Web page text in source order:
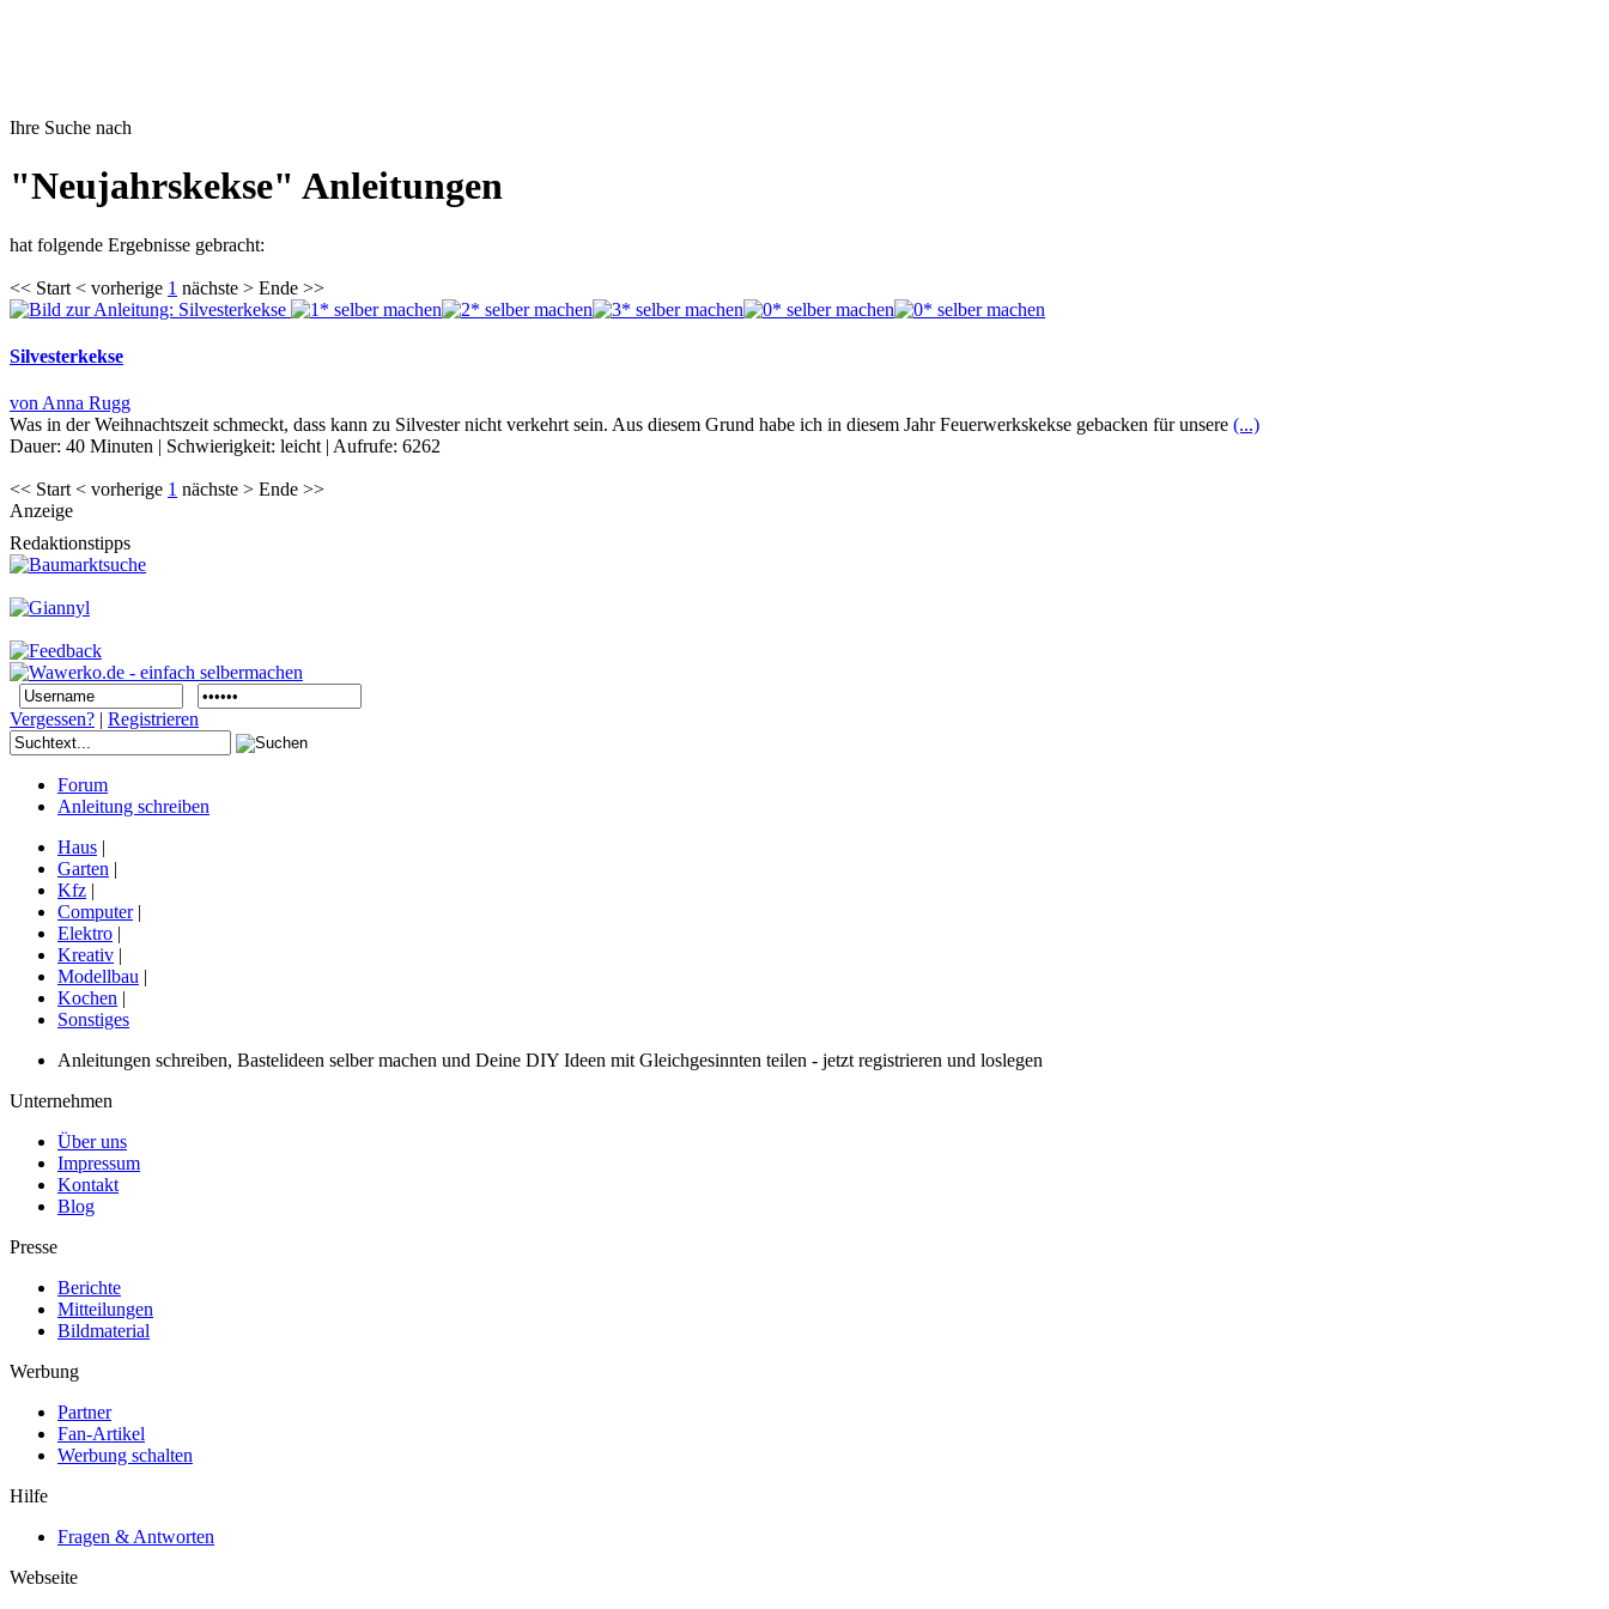
Ihre Suche nach
"Neujahrskekse" Anleitungen
hat folgende Ergebnisse gebracht:
<< Start < vorherige 1 nächste > Ende >>
Silvesterkekse
von Anna Rugg
Was in der Weihnachtszeit schmeckt, dass kann zu Silvester nicht verkehrt sein. Aus diesem Grund habe ich in diesem Jahr Feuerwerkskekse gebacken für unsere (...)
Dauer: 40 Minuten | Schwierigkeit: leicht | Aufrufe: 6262
<< Start < vorherige 1 nächste > Ende >>
Anzeige
Redaktionstipps
Vergessen? | Registrieren
Forum
Anleitung schreiben
Haus |
Garten |
Kfz |
Computer|
Elektro |
Kreativ |
Modellbau |
Kochen |
Sonstiges
Anleitungen schreiben, Bastelideen selber machen und Deine DIY Ideen mit Gleichgesinnten teilen - jetzt registrieren und loslegen
Unternehmen
Über uns
Impressum
Kontakt
Blog
Presse
Berichte
Mitteilungen
Bildmaterial
Werbung
Partner
Fan-Artikel
Werbung schalten
Hilfe
Fragen & Antworten
Webseite